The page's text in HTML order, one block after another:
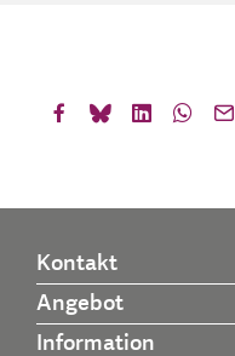
Kontakt
Angebot
Information